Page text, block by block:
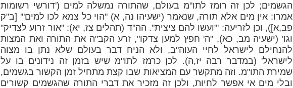
הגשמים; לכן זה רומז לתו"מ בעולם, שהתורה נמשלה למים ('דורשי רשומות
אמרו: אין מים אלא תורה, שנאמר (ישעיהו נה, א) "הוי כל צמא לכו למים"' [ב"ק
פב,א]), וכן לזריעה: '"ועשו להם ציצית". הה"ד (תהלים צז, יא): "אור זרוע לצדיק"
וגו' (ישעיה מב, כא), "ה' חפץ למען צדקו", זרע הקב"ה את התורה ואת המצות
להנחילם לישראל לחיי העוה"ב, ולא הניח דבר בעולם שלא נתן בו מצוה
לישראל' (במדבר רבה יז,ה). לכן כרמז לתו"מ שיש בזמן זה נידונים בו על
שמירת התו"מ. וזה מתקשר עם המציאות שבו קצת מתחיל זמן הקשור בגשמים,
ובלי מים אי אפשר לחיות, ולכן זה מזכיר את דברי התורה שהגשמים קשורים